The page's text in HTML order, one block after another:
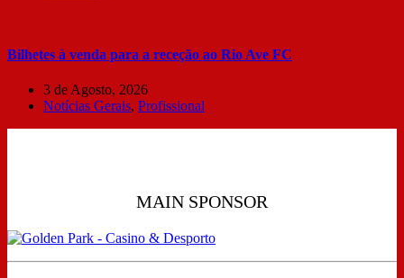
Bilhetes à venda para a receção ao Rio Ave FC
3 de Agosto, 2026
Notícias Gerais, Profissional
MAIN SPONSOR